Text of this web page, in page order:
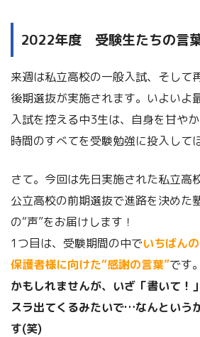
2022年度 受験生たちの言
来週は私立高校の一般入試、そして
後期選抜が実施されます。いよいよ
入試を控える中3生は、自身を甘や
時間のすべてを受験勉強に投入して
さて。今回は先日実施された私立高
公立高校の前期選抜で進路を決めた
の“声”をお届けします！
1つ目は、受験期間の中でいちばん
保護者様に向けた“感謝の言葉”です。
かもしれませんが、いざ「書いて！
スラ出てくるみたいで…なんという
す(笑)